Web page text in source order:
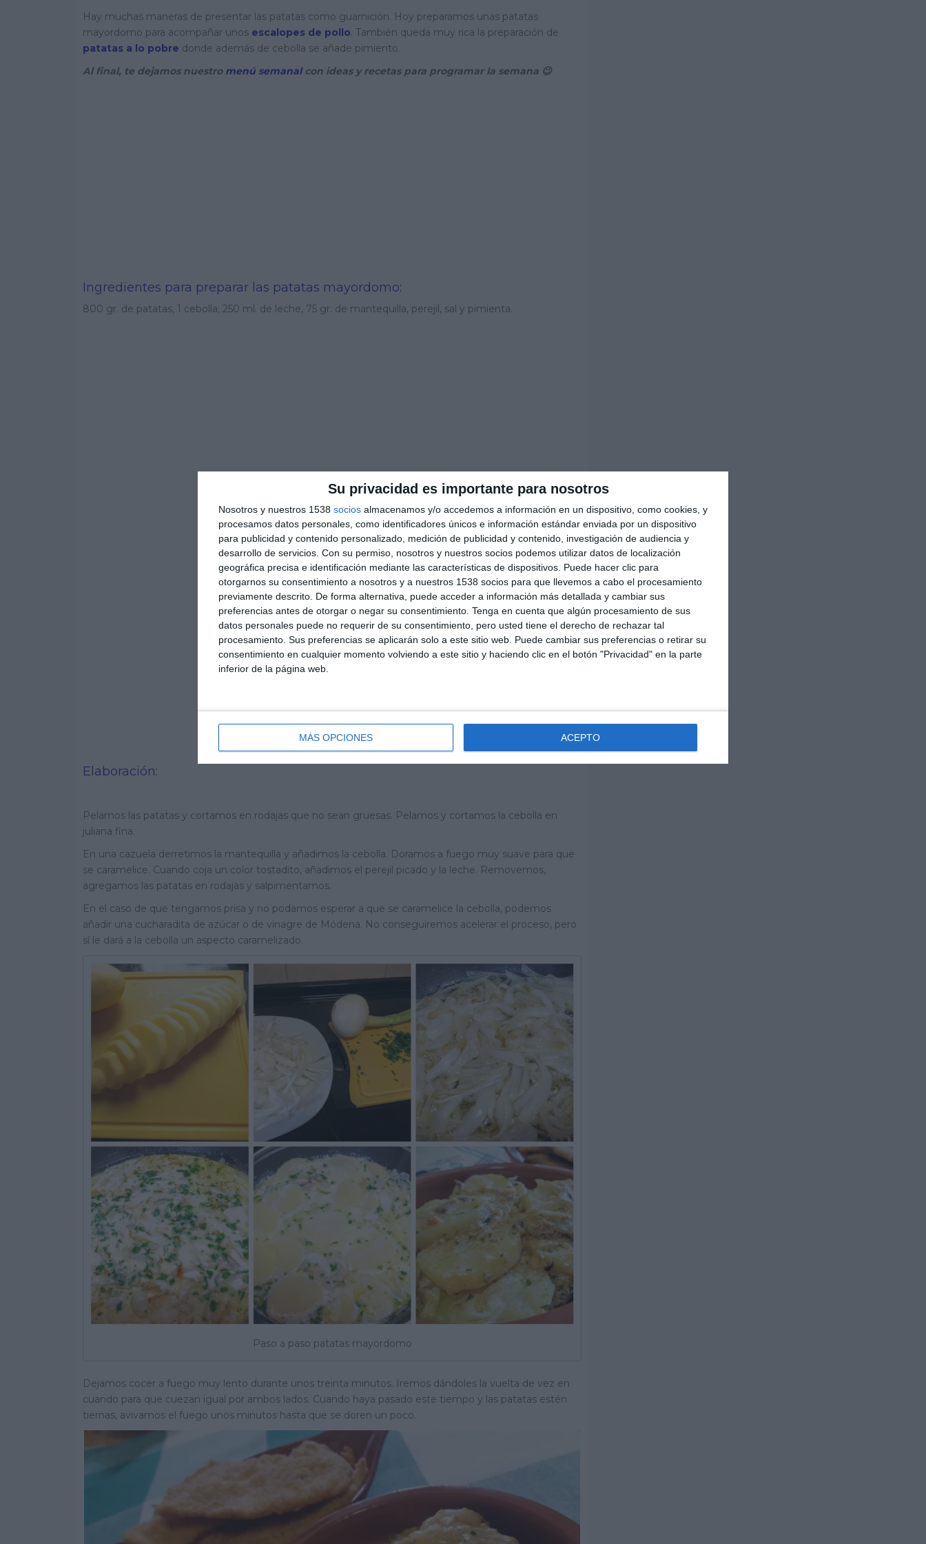
Su privacidad es importante para nosotros
Nosotros y nuestros 1538 socios almacenamos y/o accedemos a información en un dispositivo, como cookies, y
procesamos datos personales, como identificadores únicos e información estándar enviada por un dispositivo
para publicidad y contenido personalizado, medición de publicidad y contenido, investigación de audiencia y
desarrollo de servicios. Con su permiso, nosotros y nuestros socios podemos utilizar datos de localización
geográfica precisa e identificación mediante las características de dispositivos. Puede hacer clic para
otorgarnos su consentimiento a nosotros y a nuestros 1538 socios para que llevemos a cabo el procesamiento
previamente descrito. De forma alternativa, puede acceder a información más detallada y cambiar sus
preferencias antes de otorgar o negar su consentimiento. Tenga en cuenta que algún procesamiento de sus
datos personales puede no requerir de su consentimiento, pero usted tiene el derecho de rechazar tal
procesamiento. Sus preferencias se aplicarán solo a este sitio web. Puede cambiar sus preferencias o retirar su
consentimiento en cualquier momento volviendo a este sitio y haciendo clic en el botón "Privacidad" en la parte
inferior de la página web.
MÁS OPCIONES ACEPTO
Hay muchas maneras de presentar las patatas como guarnición. Hoy preparamos unas patatas
mayordomo para acompañar unos escalopes de pollo. También queda muy rica la preparación de
patatas a lo pobre donde además de cebolla se añade pimiento.
Al final, te dejamos nuestro menú semanalcon ideas y recetas para programar la semana 😉
Ingredientes para preparar las patatas mayordomo:
800 gr. de patatas, 1 cebolla, 250 ml. de leche, 75 gr. de mantequilla, perejil, sal y pimienta.
Elaboración:
Pelamos las patatas y cortamos en rodajas que no sean gruesas. Pelamos y cortamos la cebolla en
juliana fina.
En una cazuela derretimos la mantequilla y añadimos la cebolla. Doramos a fuego muy suave para que
se caramelice. Cuando coja un color tostadito, añadimos el perejil picado y la leche. Removemos,
agregamos las patatas en rodajas y salpimentamos.
En el caso de que tengamos prisa y no podamos esperar a que se caramelice la cebolla, podemos
añadir una cucharadita de azúcar o de vinagre de Módena. No conseguiremos acelerar el proceso, pero
sí le dará a la cebolla un aspecto caramelizado.
Paso a paso patatas mayordomo
Dejamos cocer a fuego muy lento durante unos treinta minutos. Iremos dándoles la vuelta de vez en
cuando para que cuezan igual por ambos lados. Cuando haya pasado este tiempo y las patatas estén
tiernas, avivamos el fuego unos minutos hasta que se doren un poco.